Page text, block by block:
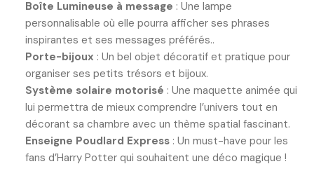
Boîte Lumineuse à message : Une lampe
personnalisable où elle pourra afficher ses phrases
inspirantes et ses messages préférés..
Porte-bijoux : Un bel objet décoratif et pratique pour
organiser ses petits trésors et bijoux.
Système solaire motorisé : Une maquette animée qui
lui permettra de mieux comprendre l’univers tout en
décorant sa chambre avec un thème spatial fascinant.
Enseigne Poudlard Express : Un must-have pour les
fans d’Harry Potter qui souhaitent une déco magique !